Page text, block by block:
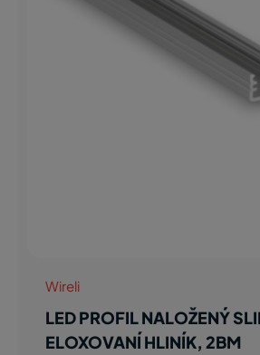
Wireli
LED PROFIL NALOŽENÝ
ELOXOVANÍ HLINÍK, 2BM